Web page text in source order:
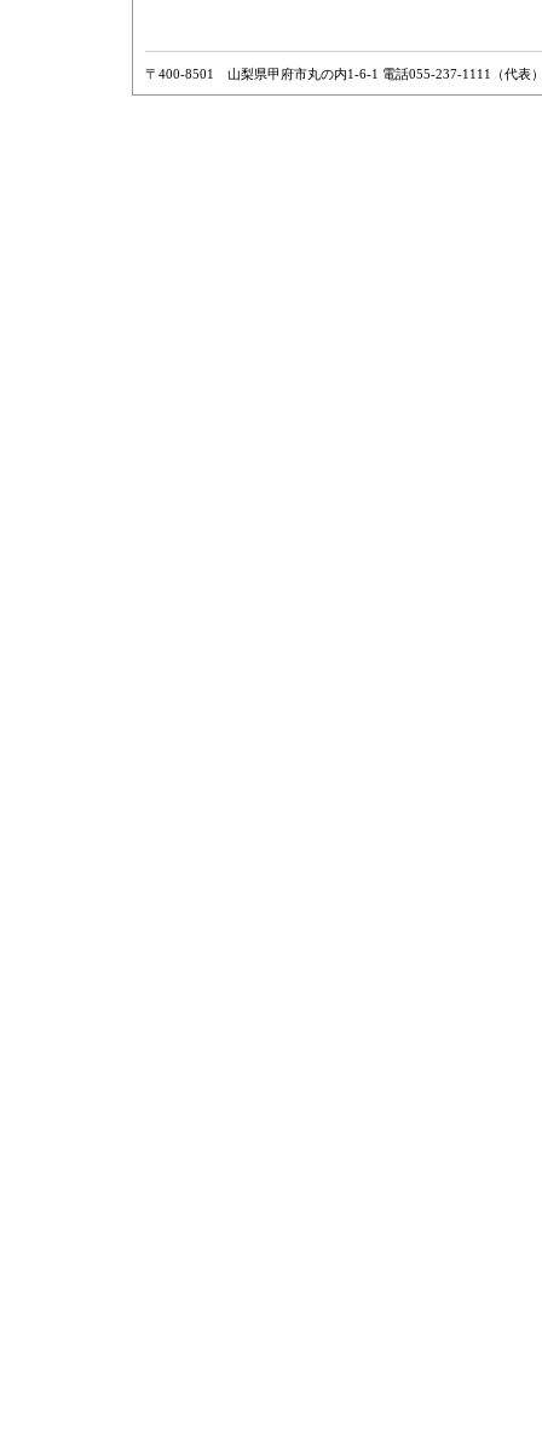
〒400-8501 山梨県甲府市丸の内1-6-1 電話055-237-1111（代表